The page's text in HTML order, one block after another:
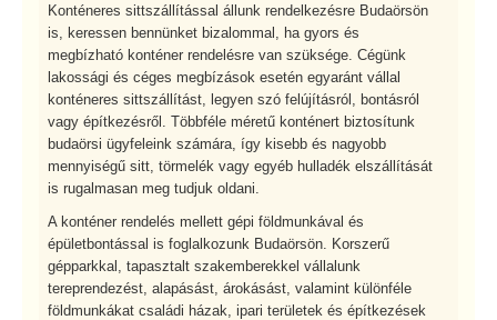
Konténeres sittszállítással állunk rendelkezésre Budaörsön
is, keressen bennünket bizalommal, ha gyors és
megbízható konténer rendelésre van szüksége. Cégünk
lakossági és céges megbízások esetén egyaránt vállal
konténeres sittszállítást, legyen szó felújításról, bontásról
vagy építkezésről. Többféle méretű konténert biztosítunk
budaörsi ügyfeleink számára, így kisebb és nagyobb
mennyiségű sitt, törmelék vagy egyéb hulladék elszállítását
is rugalmasan meg tudjuk oldani.
A konténer rendelés mellett gépi földmunkával és
épületbontással is foglalkozunk Budaörsön. Korszerű
gépparkkal, tapasztalt szakemberekkel vállalunk
tereprendezést, alapásást, árokásást, valamint különféle
földmunkákat családi házak, ipari területek és építkezések